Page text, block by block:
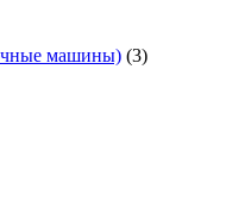
машины) (3)